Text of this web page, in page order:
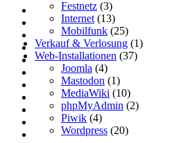
Festnetz (3)
Internet (13)
Mobilfunk (25)
Verkauf & Verlosung (1)
Web-Installationen (37)
Joomla (4)
Mastodon (1)
MediaWiki (10)
phpMyAdmin (2)
Piwik (4)
Wordpress (20)